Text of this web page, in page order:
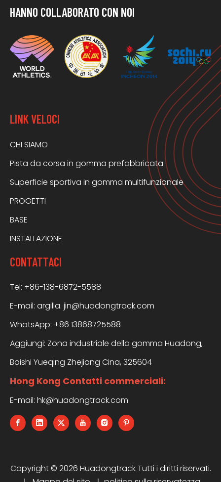
HANNO COLLABORATO CON NOI
LINK VELOCI
CHI SIAMO
Pista da corsa in gomma prefabbricata
Superficie sportiva in gomma multifunzionale
PROGETTI
BASE
INSTALLAZIONE
CONTATTACI
Tel: +86-138-6872-5588
E-mail: argilla. jin@huadongtrack.com
WhatsApp: +86 13868725588
Aggiungi: Zona industriale della gomma Huadong,
Baishi Yueqing Zhejiang Cina, 325604
Hong Kong Contatti commerciali:
E-mail: hk@huadongtrack.com
Copyright © 2026 Huadongtrack Tutti i diritti riservati.